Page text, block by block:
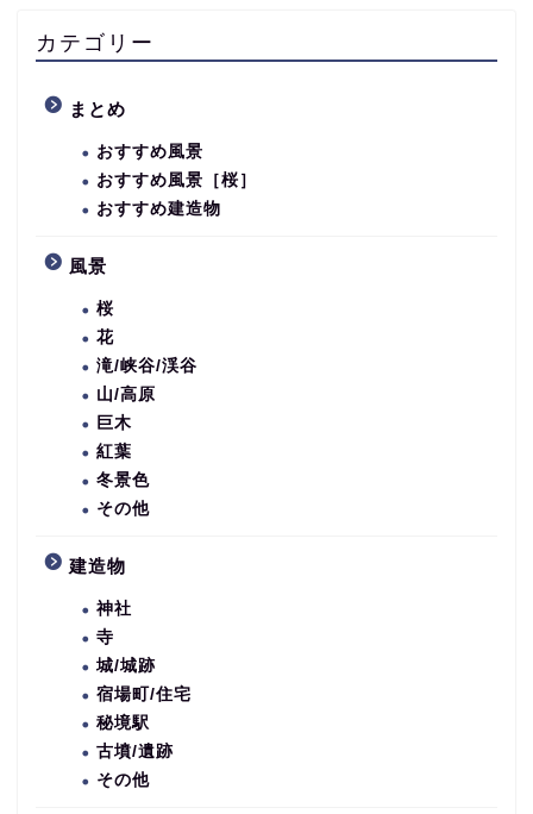
カテゴリー
まとめ
おすすめ風景
おすすめ風景［桜］
おすすめ建造物
風景
桜
花
滝/峡谷/渓谷
山/高原
巨木
紅葉
冬景色
その他
建造物
神社
寺
城/城跡
宿場町/住宅
秘境駅
古墳/遺跡
その他